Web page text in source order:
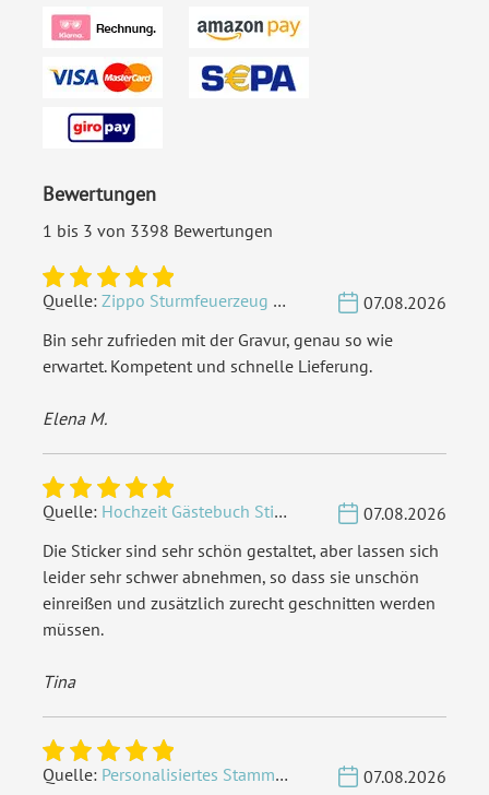
Inklusiv-Leistungen: Inkl. Gravur Ihrer Inhalte
Personalisierung: Lasergravur
Extras:
EAN: 4251926333567
Bewertungen
1 bis 3 von 3398 Bewertungen
Quelle: Zippo Sturmfeuerzeug Chrom - Verzierte Initialen
07.08.2026
Bin sehr zufrieden mit der Gravur, genau so wie
erwartet. Kompetent und schnelle Lieferung.
Elena M.
Quelle: Hochzeit Gästebuch Sticker 40 Fragen - Weiß
07.08.2026
Die Sticker sind sehr schön gestaltet, aber lassen sich
leider sehr schwer abnehmen, so dass sie unschön
einreißen und zusätzlich zurecht geschnitten werden
müssen.
Tina
Quelle: Personalisiertes Stammbuch - Eigene Gravurdatei hochladen
07.08.2026